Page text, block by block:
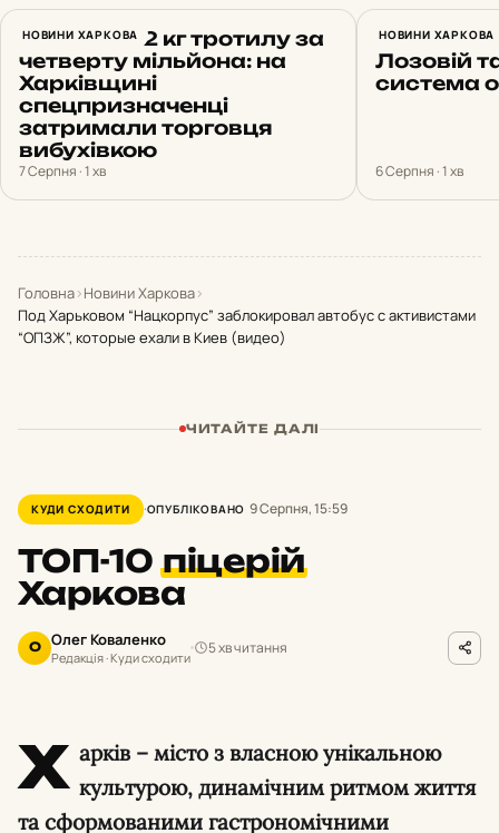
НОВИНИ ХАРКОВА
Продав 172 кг тротилу за
четверту мільйона: на
Харківщині
спецпризначенці
затримали торговця
вибухівкою
7 Серпня · 1 хв
НОВИНИ ХАРКОВА
Харків 6
Лозовій
система
6 Серпня · 1 хв
Головна›Новини Харкова›
Под Харьковом “Нацкорпус” заблокировал автобус с активистами
“ОПЗЖ”, которые ехали в Киев (видео)
ЧИТАЙТЕ ДАЛІ
КУДИ СХОДИТИ ОПУБЛІКОВАНО 9 Серпня, 15:59
ТОП-10піцерій
Харкова
О Олег Коваленко
Редакція · Куди сходити
5 хв читання
Х арків – місто з власною унікальною
культурою, динамічним ритмом життя
та сформованими гастрономічними